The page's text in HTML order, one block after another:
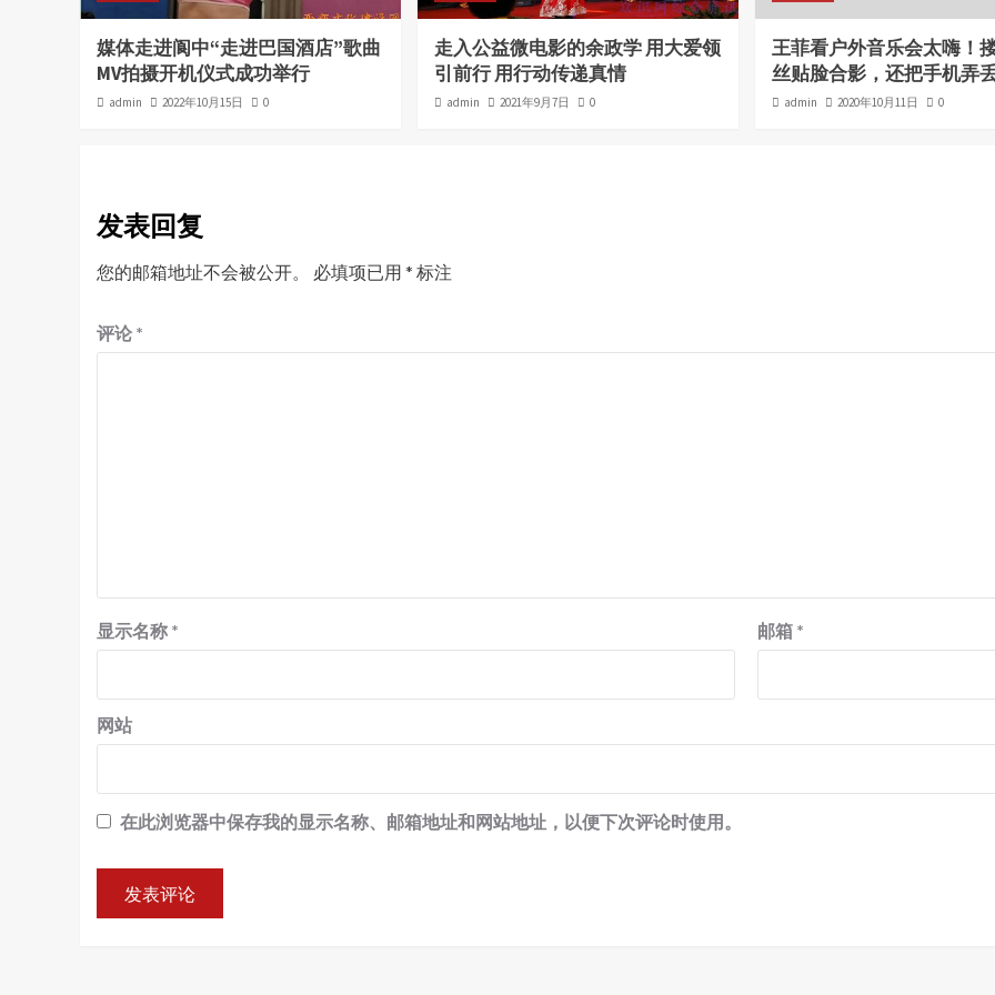
媒体走进阆中“走进巴国酒店”歌曲
MV拍摄开机仪式成功举行
admin 2022年10月15日 0
走入公益微电影的余政学 用大爱领
引前行 用行动传递真情
admin 2021年9月7日 0
王菲看户外音乐会太嗨！
丝贴脸合影，还把手机弄
admin 2020年10月11日 0
发表回复
您的邮箱地址不会被公开。 必填项已用 * 标注
评论 *
显示名称 * 邮箱 *
网站
在此浏览器中保存我的显示名称、邮箱地址和网站地址，以便下次评论时使用。